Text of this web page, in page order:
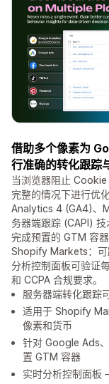
借助多个像素为
行准确的转化跟踪
当浏览器阻止
完整的情况下进行优
Analytics 4 (GA4)、
务器端跟踪 (CAPI)
完成预置的 GTM 容
Shopify Markets：可
分析控制面板可验证
和 CCPA 合规要求。
服务器端转化跟踪
适用于 Shopify
像素和货币
针对 Google Ads
置 GTM 容器
实时分析控制面板